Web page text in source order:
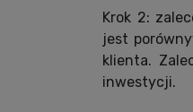
Krok 2:
jest
klienta.
inwestycji.